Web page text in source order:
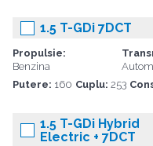
1.5 T-GDi 7DCT
Propulsie:
Benzina
Putere: 160 Cuplu: 253
1.5 T-GDi Hybrid
Electric + 7DCT